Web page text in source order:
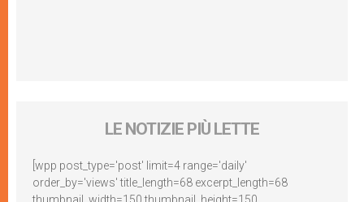
LE NOTIZIE PIÙ LETTE
[wpp post_type='post' limit=4 range='daily'
order_by='views' title_length=68 excerpt_length=68